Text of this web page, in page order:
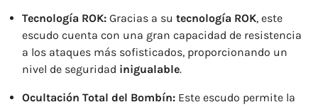
Tecnología ROK: Gracias a sutecnología ROK, este
escudo cuenta con una gran capacidad de resistencia
a los ataques más sofisticados, proporcionando un
nivel de seguridad inigualable.
Ocultación Total del Bombín: Este escudo permite la